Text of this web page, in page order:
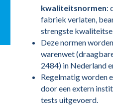
kwaliteitsnormen:
fabriek verlaten,
strengste
Deze normen
warenwet
2484) in Nederland
Regelmatig worden
door een extern
tests uitgevoerd.